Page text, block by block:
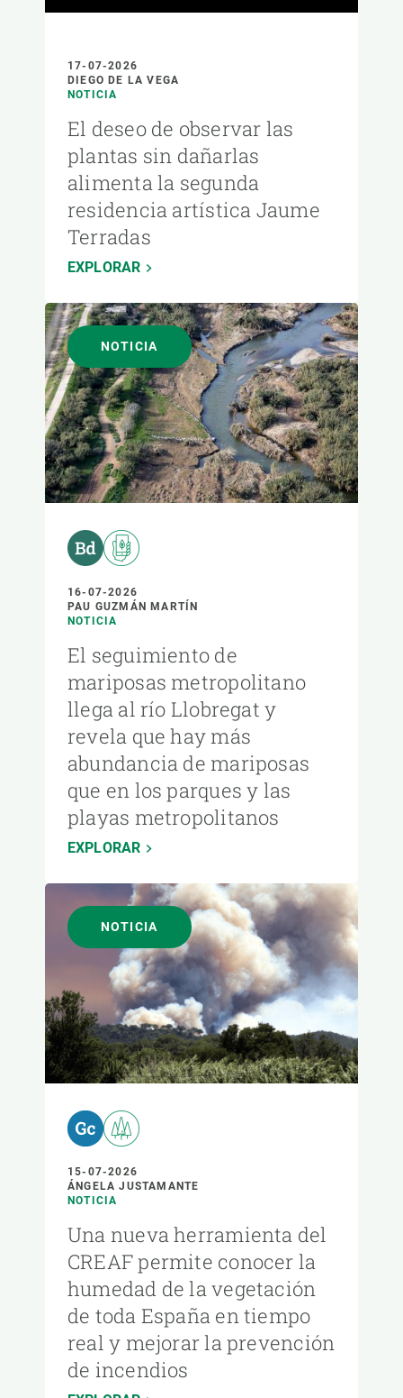
17-07-2026
DIEGO DE LA VEGA
NOTICIA
El deseo de observar las
plantas sin dañarlas
alimenta la segunda
residencia artística Jaume
Terradas
EXPLORAR
NOTICIA
16-07-2026
PAU GUZMÁN MARTÍN
NOTICIA
El seguimiento de
mariposas metropolitano
llega al río Llobregat y
revela que hay más
abundancia de mariposas
que en los parques y las
playas metropolitanos
EXPLORAR
NOTICIA
15-07-2026
ÁNGELA JUSTAMANTE
NOTICIA
Una nueva herramienta del
CREAF permite conocer la
humedad de la vegetación
de toda España en tiempo
real y mejorar la prevención
de incendios